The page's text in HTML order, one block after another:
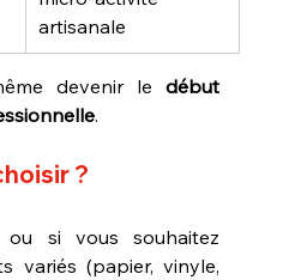
artisanale
devenir le début
.
?
si vous souhaitez
variés (papier, vinyle,